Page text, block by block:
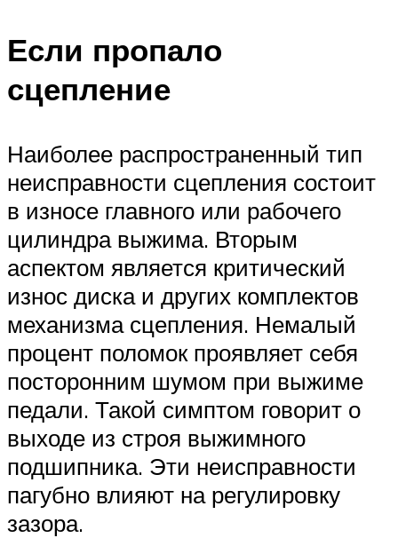
Если пропало
сцепление
Наиболее распространенный тип
неисправности сцепления состоит
в износе главного или рабочего
цилиндра выжима. Вторым
аспектом является критический
износ диска и других комплектов
механизма сцепления. Немалый
процент поломок проявляет себя
посторонним шумом при выжиме
педали. Такой симптом говорит о
выходе из строя выжимного
подшипника. Эти неисправности
пагубно влияют на регулировку
зазора.